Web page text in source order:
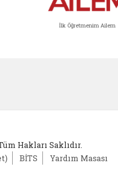
İlk Öğretmenim Ailem
Hakları Saklıdır.
BİTS Yardım Masası